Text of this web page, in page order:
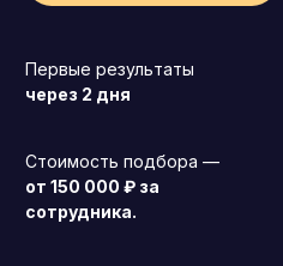
Первые результаты
через 2 дня
Стоимость подбора —
от 150 000 ₽ за
сотрудника.